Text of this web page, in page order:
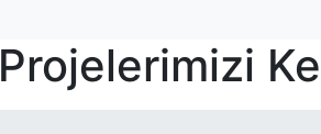
Projelerimizi